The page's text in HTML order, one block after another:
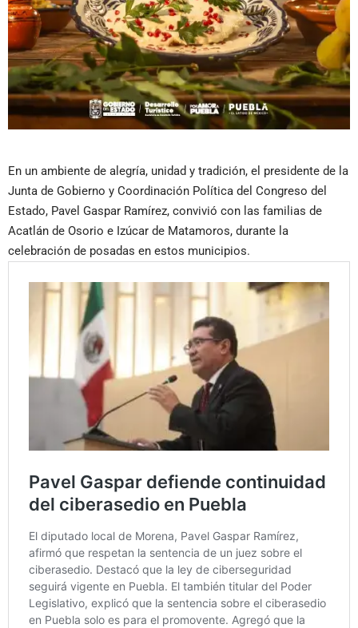
En un ambiente de alegría, unidad y tradición, el presidente de la
Junta de Gobierno y Coordinación Política del Congreso del
Estado, Pavel Gaspar Ramírez, convivió con las familias de
Acatlán de Osorio e Izúcar de Matamoros, durante la
celebración de posadas en estos municipios.